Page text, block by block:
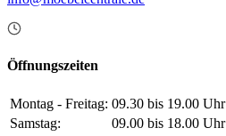
Öffnungszeiten
Montag - Freitag: 09.30 bis 19.00 Uhr
Samstag:
09.00 bis 18.00 Uhr